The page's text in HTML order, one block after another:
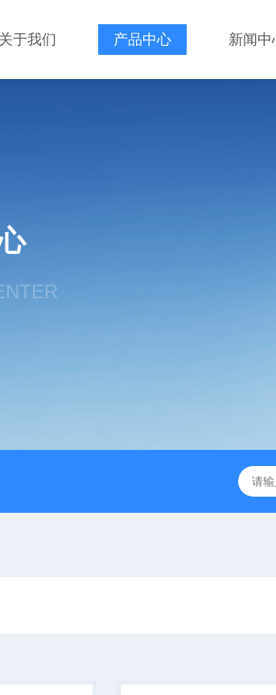
关于我们 产品中心 新闻中
玻璃瓶耐热冲击检测仪 赛成仪器 密封测漏